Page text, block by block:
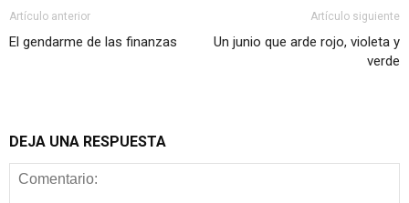
Artículo anterior
El gendarme de las finanzas
Artículo siguiente
Un junio que arde rojo, violeta y
verde
DEJA UNA RESPUESTA